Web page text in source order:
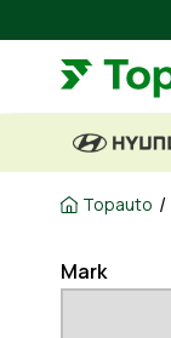
Topauto /
Mark